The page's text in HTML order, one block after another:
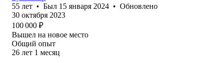
55 лет • Был 15 января 2024 • Обновлено
30 октября 2023
100 000 ₽
Вышел на новое место
Общий опыт
26 лет 1 месяц